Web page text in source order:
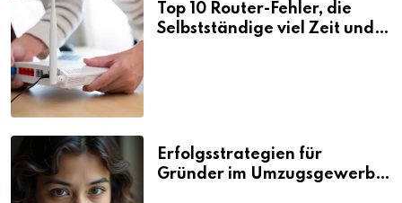
Top 10 Router-Fehler, die
Selbstständige viel Zeit und
Erfolgsstrategien für
Gründer im Umzugsgewerbe